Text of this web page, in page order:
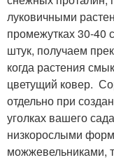
луковичными
промежутках 30-40
штук, получаем
когда растения
цветущий ковер.
отдельно при
уголках вашего
низкорослыми
можжевельниками,